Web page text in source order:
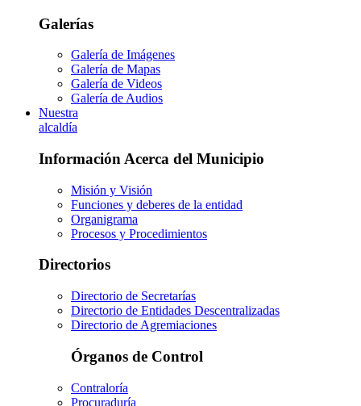
Galerías
Galería de Imágenes
Galería de Mapas
Galería de Videos
Galería de Audios
Nuestra
alcaldía
Información Acerca del Municipio
Misión y Visión
Funciones y deberes de la entidad
Organigrama
Procesos y Procedimientos
Directorios
Directorio de Secretarías
Directorio de Entidades Descentralizadas
Directorio de Agremiaciones
Órganos de Control
Contraloría
Procuraduría